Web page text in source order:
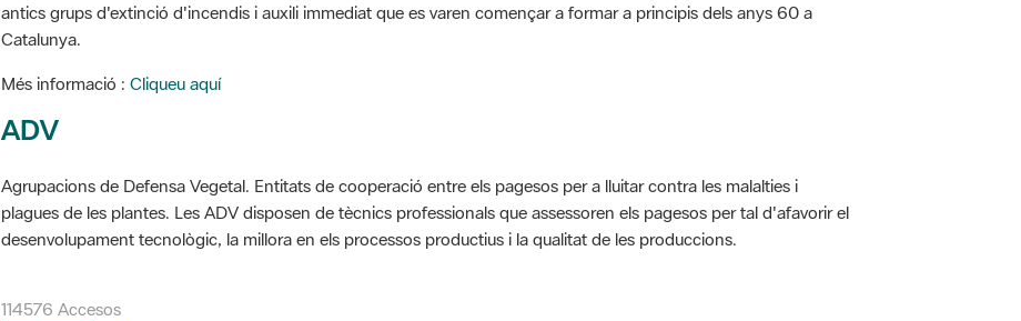
antics grups d'extinció d'incendis i auxili immediat que es varen començar a formar a principis dels anys 60 a
Catalunya.
Més informació : Cliqueu aquí
ADV
Agrupacions de Defensa Vegetal. Entitats de cooperació entre els pagesos per a lluitar contra les malalties i
plagues de les plantes. Les ADV disposen de tècnics professionals que assessoren els pagesos per tal d'afavorir el
desenvolupament tecnològic, la millora en els processos productius i la qualitat de les produccions.
114576 Accesos